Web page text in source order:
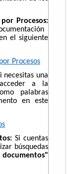
Procesos:
el siguiente
Procesos
necesitas una
a la
palabras
en este
Si cuentas
búsquedas